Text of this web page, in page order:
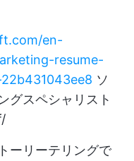
en-
resume-
ソ
グスペシャリスト
ーリーテリングで